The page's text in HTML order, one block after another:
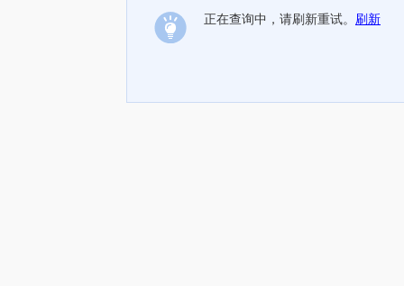
正在查询中，请刷新重试。 刷新